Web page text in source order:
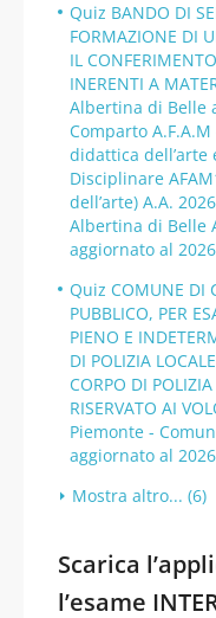
Quiz BANDO DI
FORMAZIONE DI
IL
INERENTI A
Albertina di Belle
Comparto
didattica dell’arte
Disciplinare
dell’arte) A.A.
Albertina di Belle
aggiornato al 2026
Quiz COMUNE DI
PUBBLICO, PER
PIENO E
DI POLIZIA
CORPO DI
RISERVATO AI
Piemonte -
aggiornato al 2026
Mostra altro... (6)
Scarica
l’esame